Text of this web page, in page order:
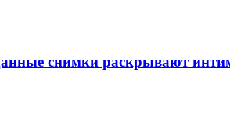
снимки раскрывают